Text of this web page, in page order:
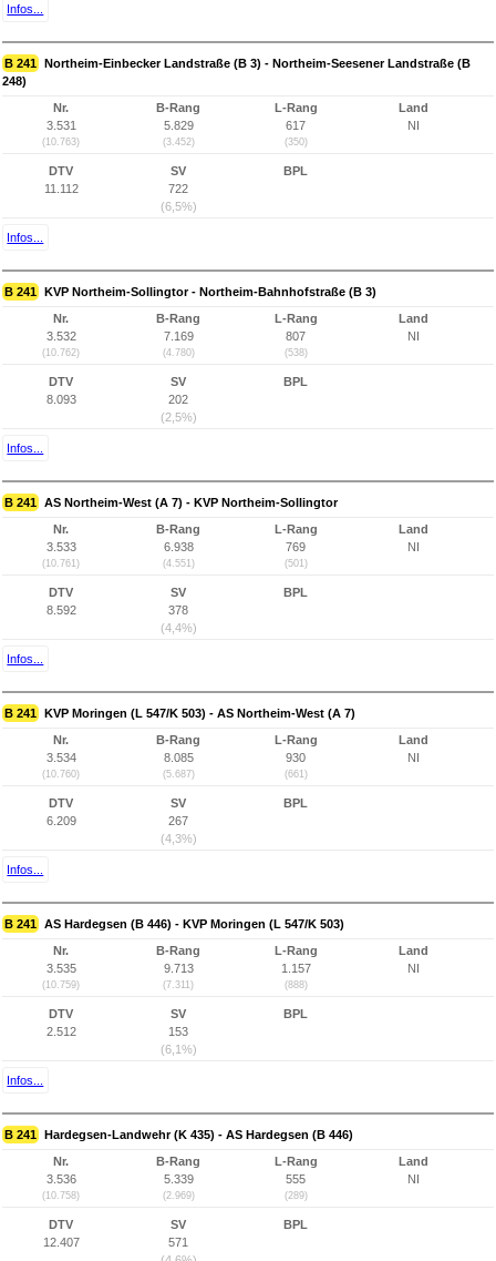
Infos...
B 241 Northeim-Einbecker Landstraße (B 3) - Northeim-Seesener Landstraße (B
248)
Nr.
3.531
(10.763)
B-Rang
5.829
(3.452)
L-Rang
617
(350)
Land
NI
DTV
11.112
SV
722
(6,5%)
BPL
Infos...
B 241 KVP Northeim-Sollingtor - Northeim-Bahnhofstraße (B 3)
Nr.
3.532
(10.762)
B-Rang
7.169
(4.780)
L-Rang
807
(538)
Land
NI
DTV
8.093
SV
202
(2,5%)
BPL
Infos...
B 241 AS Northeim-West (A 7) - KVP Northeim-Sollingtor
Nr.
3.533
(10.761)
B-Rang
6.938
(4.551)
L-Rang
769
(501)
Land
NI
DTV
8.592
SV
378
(4,4%)
BPL
Infos...
B 241 KVP Moringen (L 547/K 503) - AS Northeim-West (A 7)
Nr.
3.534
(10.760)
B-Rang
8.085
(5.687)
L-Rang
930
(661)
Land
NI
DTV
6.209
SV
267
(4,3%)
BPL
Infos...
B 241 AS Hardegsen (B 446) - KVP Moringen (L 547/K 503)
Nr.
3.535
(10.759)
B-Rang
9.713
(7.311)
L-Rang
1.157
(888)
Land
NI
DTV
2.512
SV
153
(6,1%)
BPL
Infos...
B 241 Hardegsen-Landwehr (K 435) - AS Hardegsen (B 446)
Nr.
3.536
(10.758)
B-Rang
5.339
(2.969)
L-Rang
555
(289)
Land
NI
DTV
12.407
SV
571
BPL